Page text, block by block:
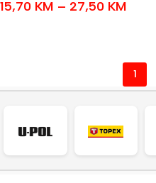
15,70 KM – 27,50 KM
1